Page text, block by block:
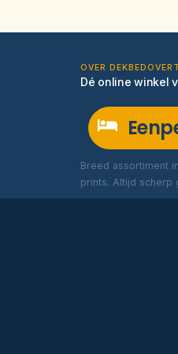
OVER
Dé online winkel
Breed assortiment
prints. Altijd scherp